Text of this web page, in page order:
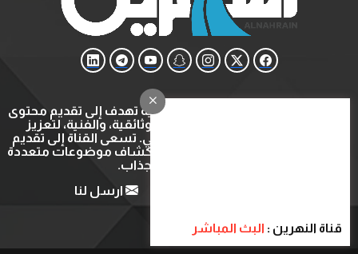
قناة النهرين : البث المباشر
قناة النهرين هي قناة ثقافية وتعليمية تهدف إلى تقديم محتوى
متنوع يشمل البرامج التعليمية، الوثائقية، والفنية، لتعزيز
المعرفة والتثقيف في المجتمع العربي. تسعى القناة إلى تقديم
تجربة مشاهدة ثرية ومفيدة عبر استكشاف موضوعات متعددة
بأسلوب شيق وجذاب.
ارسل لنا